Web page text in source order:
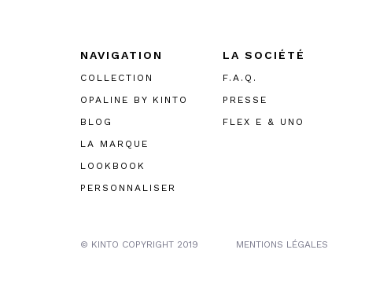
NAVIGATION
COLLECTION
OPALINE BY KINTO
BLOG
LA MARQUE
LOOKBOOK
PERSONNALISER
LA SOCIÉTÉ
F.A.Q.
PRESSE
FLEX E & UNO
© KINTO COPYRIGHT 2019 MENTIONS LÉGALES